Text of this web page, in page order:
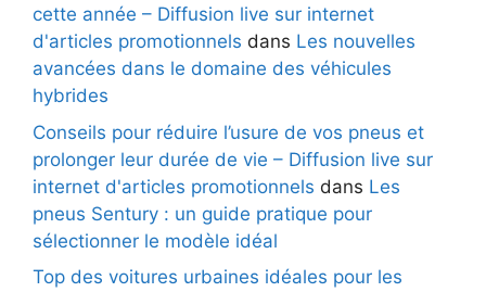
cette année – Diffusion live sur internet
d'articles promotionnels dans Les nouvelles
avancées dans le domaine des véhicules
hybrides
Conseils pour réduire l’usure de vos pneus et
prolonger leur durée de vie – Diffusion live sur
internet d'articles promotionnels dans Les
pneus Sentury : un guide pratique pour
sélectionner le modèle idéal
Top des voitures urbaines idéales pour les